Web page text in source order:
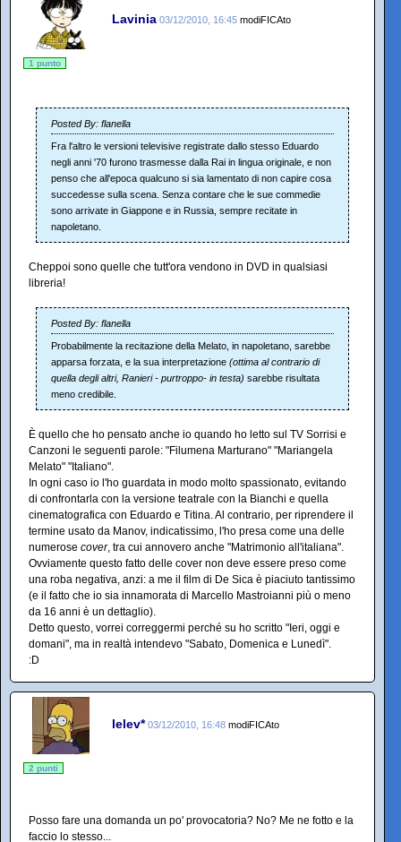
Lavinia 03/12/2010, 16:45 modiFICAto
1 punto
Posted By: flanella
Fra l'altro le versioni televisive registrate dallo stesso Eduardo
negli anni '70 furono trasmesse dalla Rai in lingua originale, e non
penso che all'epoca qualcuno si sia lamentato di non capire cosa
succedesse sulla scena. Senza contare che le sue commedie
sono arrivate in Giappone e in Russia, sempre recitate in
napoletano.
Cheppoi sono quelle che tutt'ora vendono in DVD in qualsiasi
libreria!
Posted By: flanella
Probabilmente la recitazione della Melato, in napoletano, sarebbe
apparsa forzata, e la sua interpretazione (ottima al contrario di
quella degli altri, Ranieri - purtroppo- in testa) sarebbe risultata
meno credibile.
È quello che ho pensato anche io quando ho letto sul TV Sorrisi e
Canzoni le seguenti parole: "Filumena Marturano" "Mariangela
Melato" "Italiano".
In ogni caso io l'ho guardata in modo molto spassionato, evitando
di confrontarla con la versione teatrale con la Bianchi e quella
cinematografica con Eduardo e Titina. Al contrario, per riprendere il
termine usato da Manov, indicatissimo, l'ho presa come una delle
numerose cover, tra cui annovero anche "Matrimonio all'italiana".
Ovviamente questo fatto delle cover non deve essere preso come
una roba negativa, anzi: a me il film di De Sica è piaciuto tantissimo
(e il fatto che io sia innamorata di Marcello Mastroianni più o meno
da 16 anni è un dettaglio).
Detto questo, vorrei correggermi perché su ho scritto "Ieri, oggi e
domani", ma in realtà intendevo "Sabato, Domenica e Lunedì".
:D
lelev* 03/12/2010, 16:48 modiFICAto
2 punti
Posso fare una domanda un po' provocatoria? No? Me ne fotto e la
faccio lo stesso...